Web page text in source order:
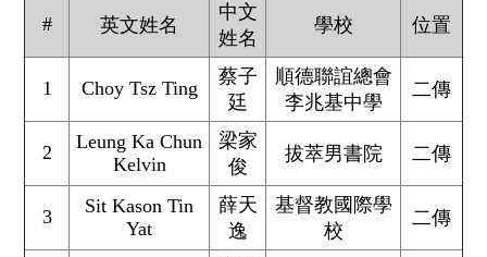
# 英文姓名
中文
姓名
學校 位置
1 Choy Tsz Ting
蔡子
廷
順德聯誼總會
李兆基中學
二傳
2
Leung Ka Chun
Kelvin
梁家
俊
拔萃男書院 二傳
3
Sit Kason Tin
Yat
薛天
逸
基督教國際學
校
二傳